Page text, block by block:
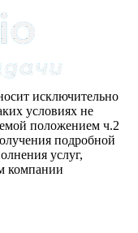
исключительно
условиях не
положением ч.2
подробной
услуг,
компании